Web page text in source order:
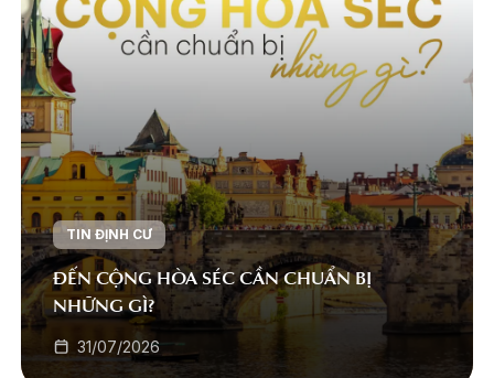
TIN ĐỊNH CƯ
ĐẾN CỘNG HÒA SÉC CẦN CHUẨN BỊ
NHỮNG GÌ?
31/07/2026